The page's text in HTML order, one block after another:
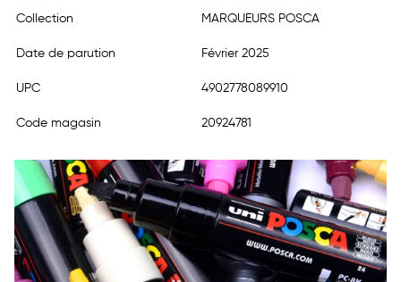
Collection MARQUEURS POSCA
Date de parution Février 2025
UPC 4902778089910
Code magasin 20924781